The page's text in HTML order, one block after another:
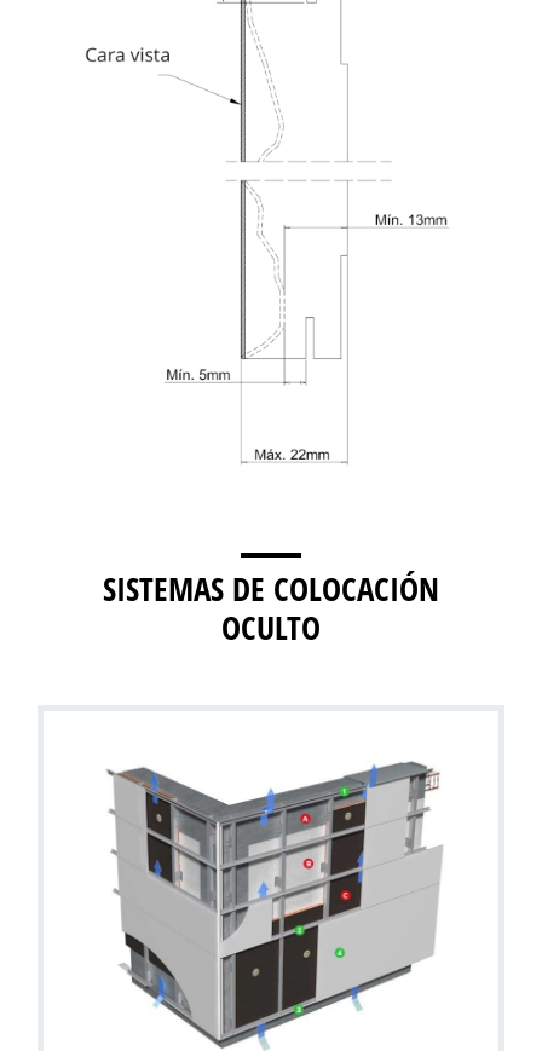
SISTEMAS DE COLOCACIÓN
OCULTO